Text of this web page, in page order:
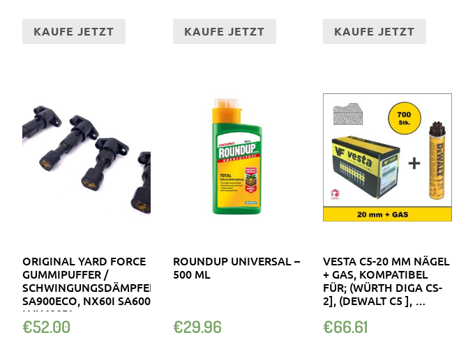
KAUFE JETZT KAUFE JETZT KAUFE JETZT
ORIGINAL YARD FORCE
GUMMIPUFFER /
SCHWINGUNGSDÄMPFER
SA900ECO, NX60I SA600
LVU600RI
€52.00
ROUNDUP UNIVERSAL –
500 ML
€29.96
VESTA C5-20 MM NÄGEL
+ GAS, KOMPATIBEL
FÜR; (WÜRTH DIGA CS-
2], (DEWALT C5 ], …
€66.61